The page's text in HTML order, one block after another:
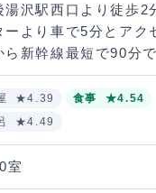
湯沢駅西口より徒歩2
ーより車で5分とアク
ら新幹線最短で90分
★4.39 食事
★4.54
★4.49
室